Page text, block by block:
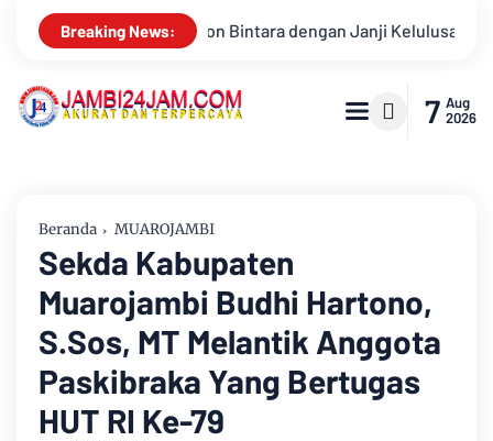
Breaking News:Konsisten Alirkan Kepedulian, Sinsen Gelar
7 Aug
2026
Beranda MUAROJAMBI
Sekda Kabupaten
Muarojambi Budhi Hartono,
S.Sos, MT Melantik Anggota
Paskibraka Yang Bertugas
HUT RI Ke-79